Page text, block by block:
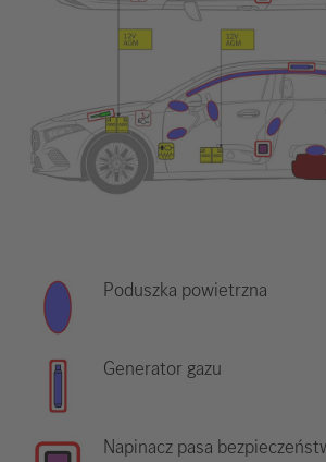
Poduszka powietrzna
Generator gazu
Napinacz pasa